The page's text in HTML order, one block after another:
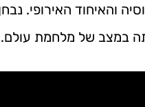
והאיחוד
במצב של מלחמת עולם.